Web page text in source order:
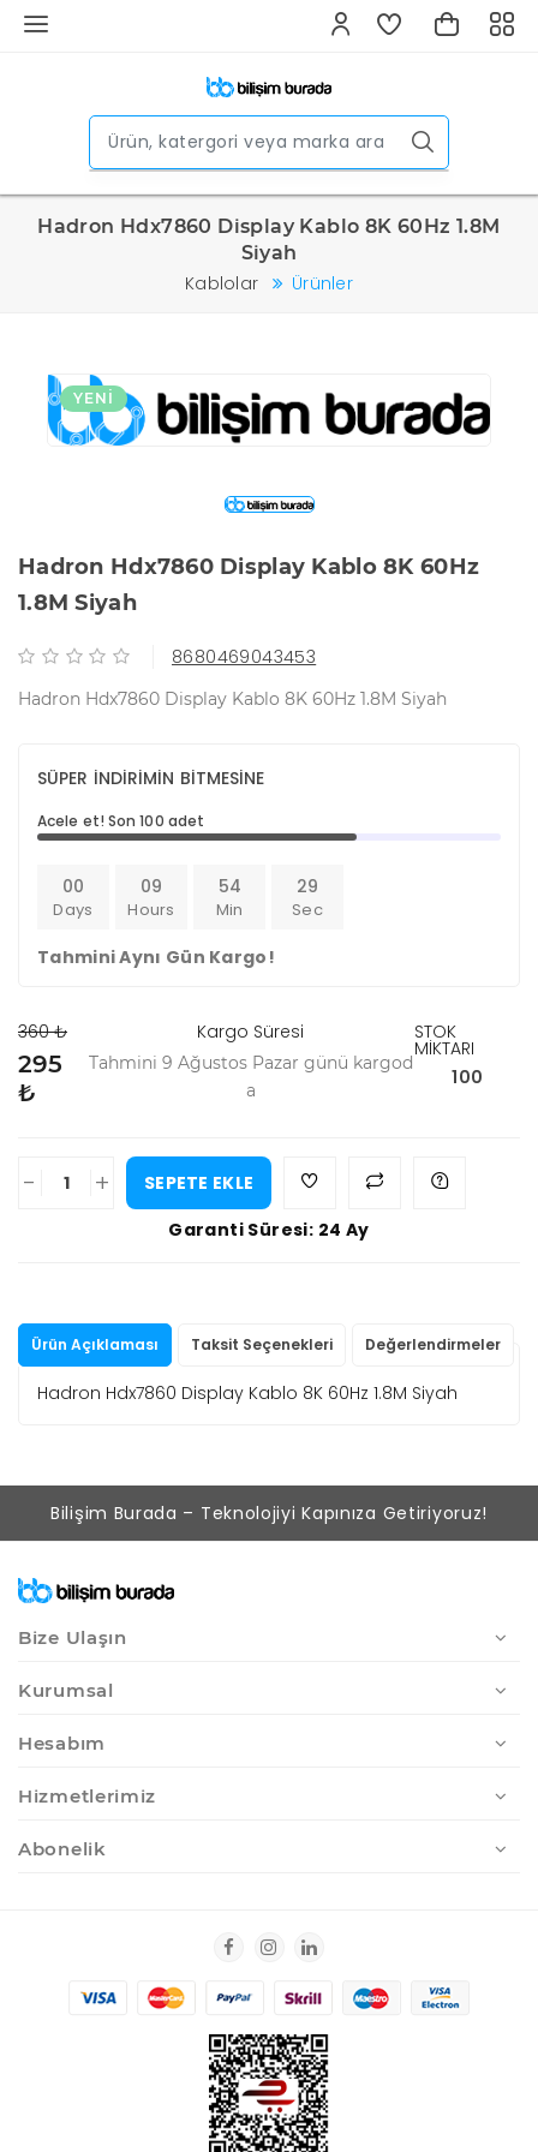
Hadron Hdx7860 Display Kablo 8K 60Hz 1.8M
Siyah
Kablolar Ürünler
YENI
Hadron Hdx7860 Display Kablo 8K 60Hz
1.8M Siyah
8680469043453
Hadron Hdx7860 Display Kablo 8K 60Hz 1.8M Siyah
SÜPER İNDİRİMİN BİTMESİNE
Acele et! Son 100 adet
00
Days
09
Hours
54
Min
29
Sec
Tahmini Aynı Gün Kargo!
360 ₺
295
₺
Kargo Süresi
Tahmini 9 Ağustos Pazar günü kargod
a
STOK
MİKTARI
100
- +
SEPETE EKLE
Garanti Süresi: 24 Ay
Ürün Açıklaması Taksit Seçenekleri Değerlendirmeler
Hadron Hdx7860 Display Kablo 8K 60Hz 1.8M Siyah
Bilişim Burada – Teknolojiyi Kapınıza Getiriyoruz!
Bize Ulaşın
Kurumsal
Hesabım
Hizmetlerimiz
Abonelik